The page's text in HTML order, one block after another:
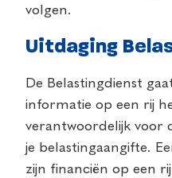
volgen.
Uitdaging
De Belastingdienst
informatie op een rij
verantwoordelijk voor
je belastingaangifte.
zijn financiën op een